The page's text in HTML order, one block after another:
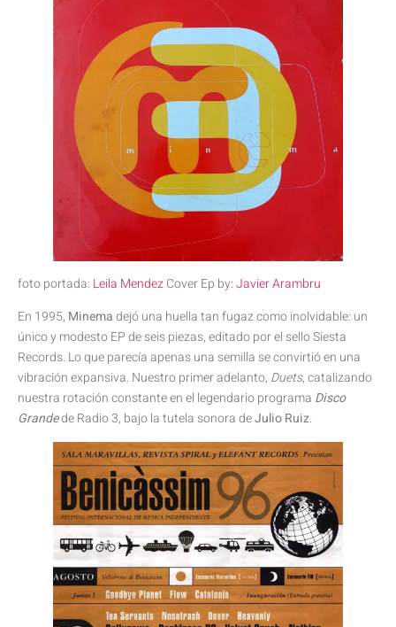
foto portada: Leila MendezCover Ep by: Javier Arambru
En 1995, Minemadejó una huella tan fugaz como inolvidable: un
único y modesto EP de seis piezas, editado por el sello Siesta
Records. Lo que parecía apenas una semilla se convirtió en una
vibración expansiva. Nuestro primer adelanto, Duets, catalizando
nuestra rotación constante en el legendario programa Disco
Grandede Radio 3, bajo la tutela sonora deJulio Ruiz.